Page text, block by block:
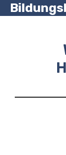
Zum
Inhalt